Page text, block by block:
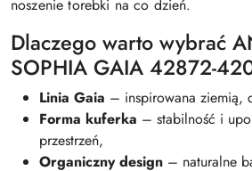
noszenie torebki na co dzień.
Dlaczego warto wybrać
SOPHIA GAIA 42872-
Linia Gaia – inspirowana ziemią,
Forma kuferka – stabilność i
przestrzeń,
Organiczny design – naturalne